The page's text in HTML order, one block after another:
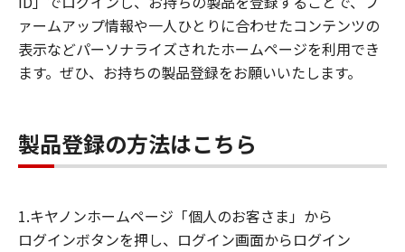
ァームアップ情報や一人ひとりに合わせたコンテンツの
表示などパーソナライズされたホームページを利用でき
ます。ぜひ、お持ちの製品登録をお願いいたします。
製品登録の方法はこちら
1.キヤノンホームページ「個人のお客さま」から
ログインボタンを押し、ログイン画面からログイン